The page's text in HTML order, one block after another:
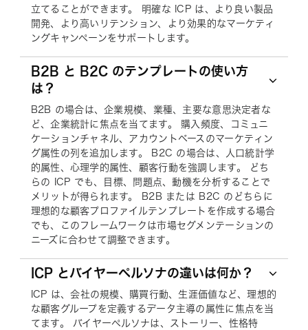
立てることができます。 明確な ICP は、より良い製品
開発、より高いリテンション、より効果的なマーケティ
ングキャンペーンをサポートします。
B2B と B2C のテンプレートの使い方
は？
B2B の場合は、企業規模、業種、主要な意思決定者な
ど、企業統計に焦点を当てます。 購入頻度、コミュニ
ケーションチャネル、アカウントベースのマーケティン
グ属性の列を追加します。 B2C の場合は、人口統計学
的属性、心理学的属性、顧客行動を強調します。 どち
らの ICP でも、目標、問題点、動機を分析することで
メリットが得られます。 B2B または B2C のどちらに
理想的な顧客プロファイルテンプレートを作成する場合
でも、このフレームワークは市場セグメンテーションの
ニーズに合わせて調整できます。
ICP とバイヤーペルソナの違いは何か？
ICP は、会社の規模、購買行動、生涯価値など、理想的
な顧客グループを定義するデータ主導の属性に焦点を当
てます。 バイヤーペルソナは、ストーリー、性格特